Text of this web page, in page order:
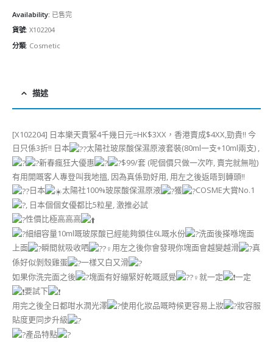
Availability: 已售完
貨號: X102204
分類: Cosmetic
描述
[X102204] 日本樂天賣緊4千幾日元=HK$3XX，香港賣成$4XX,勁貴!! 今
日只係3折!! 日本
太陽社玻尿酸保濕原液套裝(80ml一支+10ml兩支) ,
新春瘋狂大優惠
$99/套 (呢個價只做一次咋, 賣完就無啦)
有用開嘅客人專登叫我地搵, 因為真係勁好用, 用左之後返唔到轉頭!!
日本
太陽社100%玻尿酸保濕原液 獲
COSME大賞No.1
, 日本個個女優都比5粒星, 激推必試
性價比極高高高
細細容量10ml嘅玻尿酸已經能夠鎖住6L嘅水份
洗面後搽喺塊面
上面
瞬間就吸收哂 用左之後你會發現你塊面會越變越滑
真
係好似剝殼雞蛋
一樣又白又滑
如果你洗完面之後
塊面有好繃緊好乾嘅感覺 就一定
一定
要試下
用完之後全日都咁水潤光澤
使用化妝品嘅時候更容易上妝
妝容服
貼度更同步升級
產品特點